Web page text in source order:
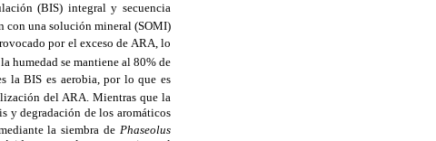
(BIS) integral y secuencia
con una solución mineral (SOMI)
por el exceso de ARA, lo
la humedad se mantiene al 80% de
la BIS es aerobia, por lo que es
del ARA. Mientras que la
y degradación de los aromáticos
la siembra dePhaseolus